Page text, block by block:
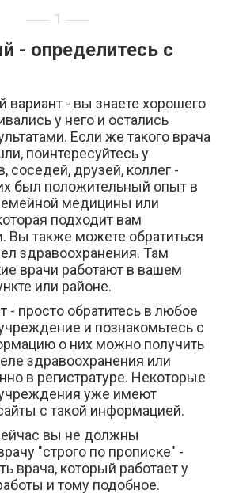
1
- определитесь с
вариант - вы знаете хорошего
у него и остались
Если же такого врача
поинтересуйтесь у
соседей, друзей, коллег -
был положительный опыт в
медицины или
подходит вам
Вы также можете обратиться
здравоохранения. Там
врачи работают в вашем
или районе.
- просто обратитесь в любое
и познакомьтесь с
о них можно получить
здравоохранения или
в регистратуре. Некоторые
уже имеют
с такой информацией.
вы не должны
"строго по прописке" -
врача, который работает у
и тому подобное.